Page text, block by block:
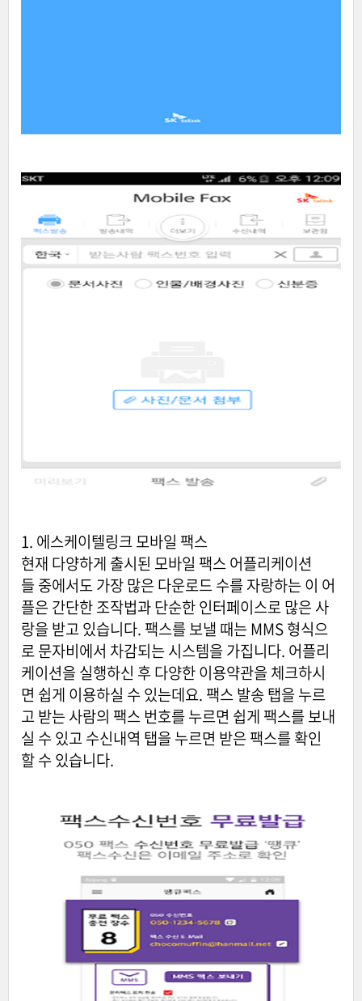
1. 에스케이텔링크 모바일 팩스
현재 다양하게 출시된 모바일 팩스 어플리케이션
들 중에서도 가장 많은 다운로드 수를 자랑하는 이 어
플은 간단한 조작법과 단순한 인터페이스로 많은 사
랑을 받고 있습니다. 팩스를 보낼 때는 MMS 형식으
로 문자비에서 차감되는 시스템을 가집니다. 어플리
케이션을 실행하신 후 다양한 이용약관을 체크하시
면 쉽게 이용하실 수 있는데요. 팩스 발송 탭을 누르
고 받는 사람의 팩스 번호를 누르면 쉽게 팩스를 보내
실 수 있고 수신내역 탭을 누르면 받은 팩스를 확인
할 수 있습니다.